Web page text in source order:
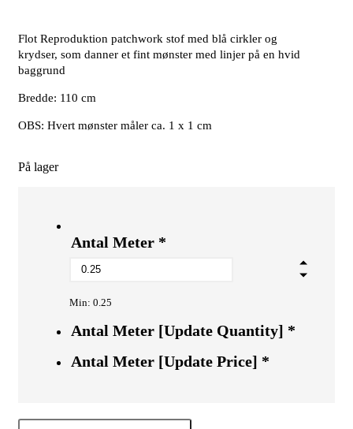
Flot Reproduktion patchwork stof med blå cirkler og
krydser, som danner et fint mønster med linjer på en hvid
baggrund
Bredde: 110 cm
OBS: Hvert mønster måler ca. 1 x 1 cm
På lager
Antal Meter *
Min: 0.25
Antal Meter [Update Quantity] *
Antal Meter [Update Price] *